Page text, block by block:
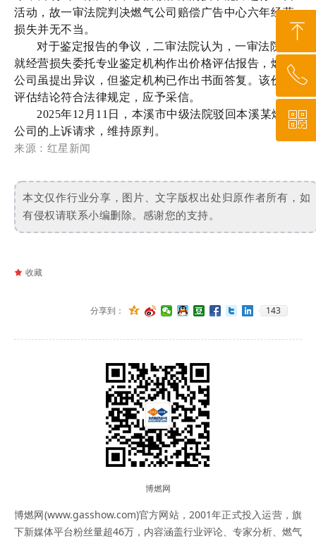
活动，故一审法院判决燃气公司赔偿广告中心六年经营
损失并无不当。
对于鉴定报告的争议，二审法院认为，一审法院已
就经营损失委托专业鉴定机构作出价格评估报告，燃气
公司虽提出异议，但鉴定机构已作出书面答复。该价格
评估结论符合法律规定，应予采信。
2025年12月11日，本溪市中级法院驳回本溪某燃气
公司的上诉请求，维持原判。
来源： 红星新闻
本文仅作行业分享，图片、文字版权出处归原作者所有，如
有侵权请联系小编删除。感谢您的支持。
分享到： 143
끄 收藏
博燃网
博燃网(www.gasshow.com)官方网站，2001年正式投入运营，旗
下新媒体平台粉丝量超46万，内容涵盖行业评论、专家分析、燃气
ꁸ
回到顶部
ꂅ
010-64919527
ꀥ